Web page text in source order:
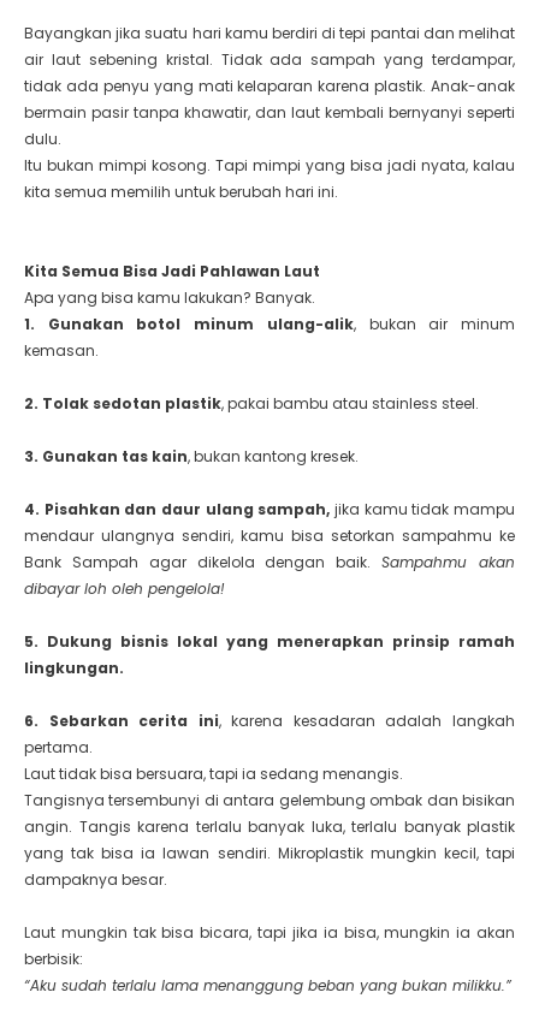
Bayangkan jika suatu hari kamu berdiri di tepi pantai dan melihat
air laut sebening kristal. Tidak ada sampah yang terdampar,
tidak ada penyu yang mati kelaparan karena plastik. Anak-anak
bermain pasir tanpa khawatir, dan laut kembali bernyanyi seperti
dulu.
Itu bukan mimpi kosong. Tapi mimpi yang bisa jadi nyata, kalau
kita semua memilih untuk berubah hari ini.
Kita Semua Bisa Jadi Pahlawan Laut
Apa yang bisa kamu lakukan? Banyak.
1. Gunakan botol minum ulang-alik, bukan air minum
kemasan.
2. Tolak sedotan plastik, pakai bambu atau stainless steel.
3. Gunakan tas kain, bukan kantong kresek.
4. Pisahkan dan daur ulang sampah, jika kamu tidak mampu
mendaur ulangnya sendiri, kamu bisa setorkan sampahmu ke
Bank Sampah agar dikelola dengan baik.Sampahmu akan
dibayar loh oleh pengelola!
5. Dukung bisnis lokal yang menerapkan prinsip ramah
lingkungan.
6. Sebarkan cerita ini, karena kesadaran adalah langkah
pertama.
Laut tidak bisa bersuara, tapi ia sedang menangis.
Tangisnya tersembunyi di antara gelembung ombak dan bisikan
angin. Tangis karena terlalu banyak luka, terlalu banyak plastik
yang tak bisa ia lawan sendiri. Mikroplastik mungkin kecil, tapi
dampaknya besar.
Laut mungkin tak bisa bicara, tapi jika ia bisa, mungkin ia akan
berbisik:
“Aku sudah terlalu lama menanggung beban yang bukan milikku.”